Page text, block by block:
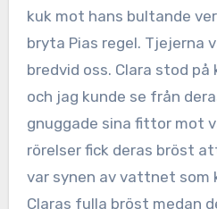
kuk mot hans bultande
bryta Pias regel. Tjejerna
bredvid oss. Clara stod på
och jag kunde se från
gnuggade sina fittor mot
rörelser fick deras bröst
var synen av vattnet som
Claras fulla bröst medan